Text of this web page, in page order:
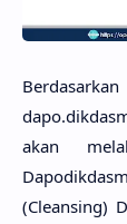
akan
(Cleansing)